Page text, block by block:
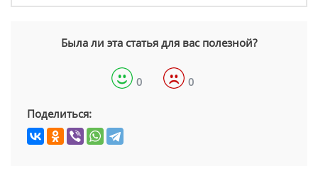
Была ли эта статья для вас полезной?
0 0
Поделиться: